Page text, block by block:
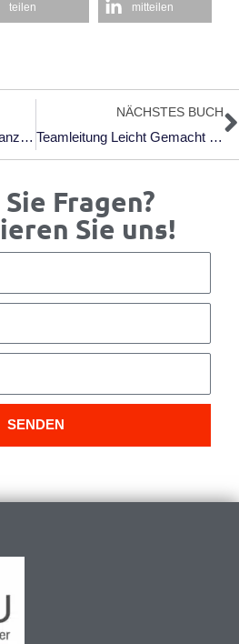
teilen mitteilen
Geld Und Glück – Kein Ganz Eindeutiges Verhältnis
NÄCHSTES BUCH
Teamleitung Leicht Gemacht – Ein Gelungener Leitfaden
Fragen?
Sie uns!
SENDEN